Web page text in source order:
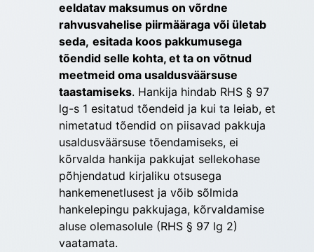
eeldatav maksumus on võrdne
rahvusvahelise piirmääraga või ületab
seda, esitada koos pakkumusega
tõendid selle kohta, et ta on võtnud
meetmeid oma usaldusväärsuse
taastamiseks. Hankija hindab RHS § 97
lg-s 1 esitatud tõendeid ja kui ta leiab, et
nimetatud tõendid on piisavad pakkuja
usaldusväärsuse tõendamiseks, ei
kõrvalda hankija pakkujat sellekohase
põhjendatud kirjaliku otsusega
hankemenetlusest ja võib sõlmida
hankelepingu pakkujaga, kõrvaldamise
aluse olemasolule (RHS § 97 lg 2)
vaatamata.